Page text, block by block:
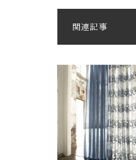
関連記事